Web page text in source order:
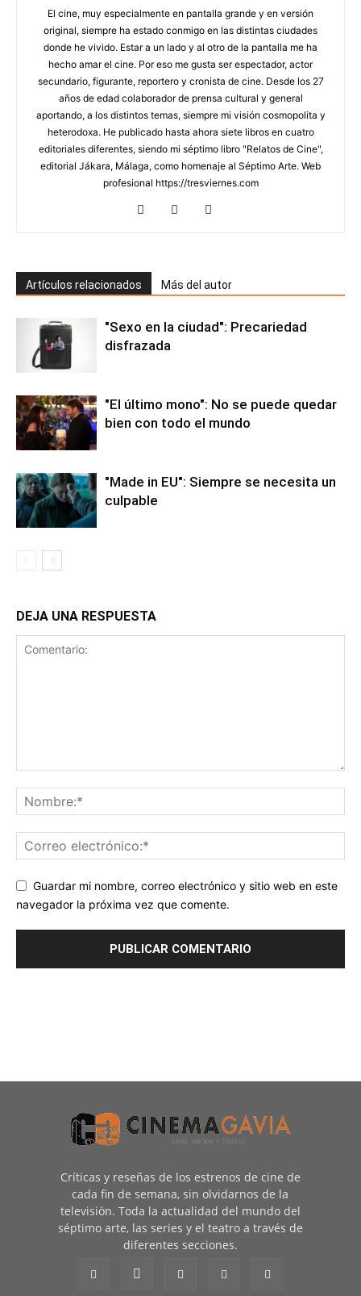
El cine, muy especialmente en pantalla grande y en versión
original, siempre ha estado conmigo en las distintas ciudades
donde he vivido. Estar a un lado y al otro de la pantalla me ha
hecho amar el cine. Por eso me gusta ser espectador, actor
secundario, figurante, reportero y cronista de cine. Desde los 27
años de edad colaborador de prensa cultural y general
aportando, a los distintos temas, siempre mi visión cosmopolita y
heterodoxa. He publicado hasta ahora siete libros en cuatro
editoriales diferentes, siendo mi séptimo libro "Relatos de Cine",
editorial Jákara, Málaga, como homenaje al Séptimo Arte. Web
profesional https://tresviernes.com
Artículos relacionados Más del autor
"Sexo en la ciudad": Precariedad
disfrazada
"El último mono": No se puede quedar
bien con todo el mundo
"Made in EU": Siempre se necesita un
culpable
DEJA UNA RESPUESTA
Guardar mi nombre, correo electrónico y sitio web en este
navegador la próxima vez que comente.
Críticas y reseñas de los estrenos de cine de
cada fin de semana, sin olvidarnos de la
televisión. Toda la actualidad del mundo del
séptimo arte, las series y el teatro a través de
diferentes secciones.